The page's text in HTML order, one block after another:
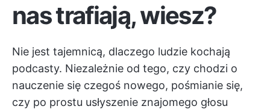
nas trafiają, wiesz?
Nie jest tajemnicą, dlaczego ludzie kochają
podcasty. Niezależnie od tego, czy chodzi o
nauczenie się czegoś nowego, pośmianie się,
czy po prostu usłyszenie znajomego głosu